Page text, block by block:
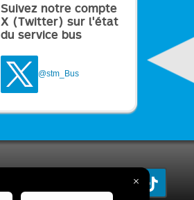
Suivez notre compte
X (Twitter) sur l'état
du service bus
@stm_Bus